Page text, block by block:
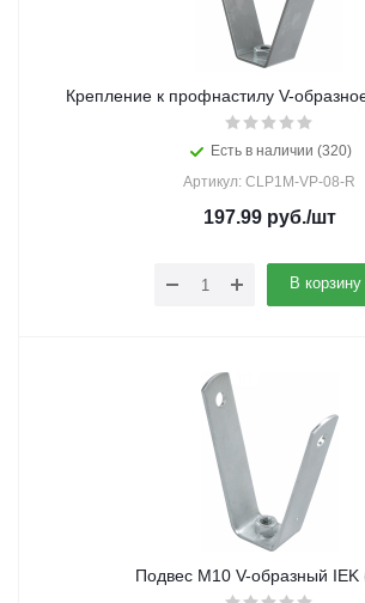
Крепление к профнастилу V-
Есть в наличии (320)
Артикул: CLP1M-VP-08-R
197.99руб./шт
В корзину
Подвес М10 V-образный IEK